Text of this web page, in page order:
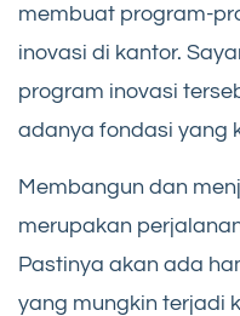
membuat program-
inovasi di kantor.
program inovasi
adanya fondasi yang
Membangun dan
merupakan
Pastinya akan ada
yang mungkin terjadi